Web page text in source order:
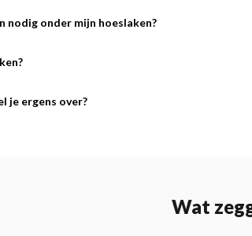
nodig onder mijn hoeslaken?
je ergens over?
Wat